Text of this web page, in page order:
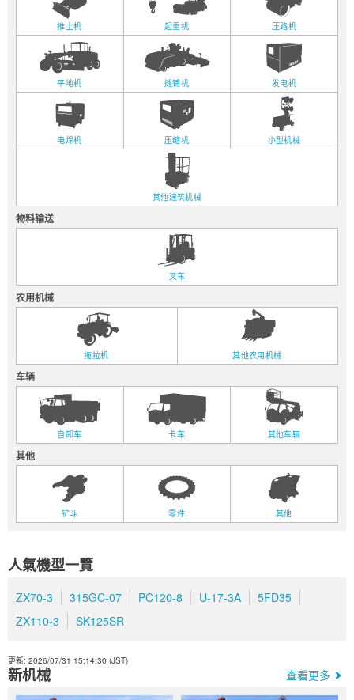
推土机 起重机 压路机
平地机 摊铺机 发电机
电焊机 压缩机 小型机械
其他建筑机械
物料输送
叉车
农用机械
拖拉机 其他农用机械
车辆
自卸车 卡车 其他车辆
其他
铲斗 零件 其他
人氣機型一覽
ZX70-3 315GC-07 PC120-8 U-17-3A
5FD35
ZX110-3
SK125SR
新机械
更新: 2026/07/31 15:14:30 (JST)
查看更多